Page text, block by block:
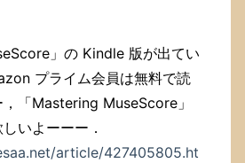
」の Kindle 版が出てい
プライム会員は無料で読
「Mastering MuseScore」
いよーーー．
article/427405805.ht